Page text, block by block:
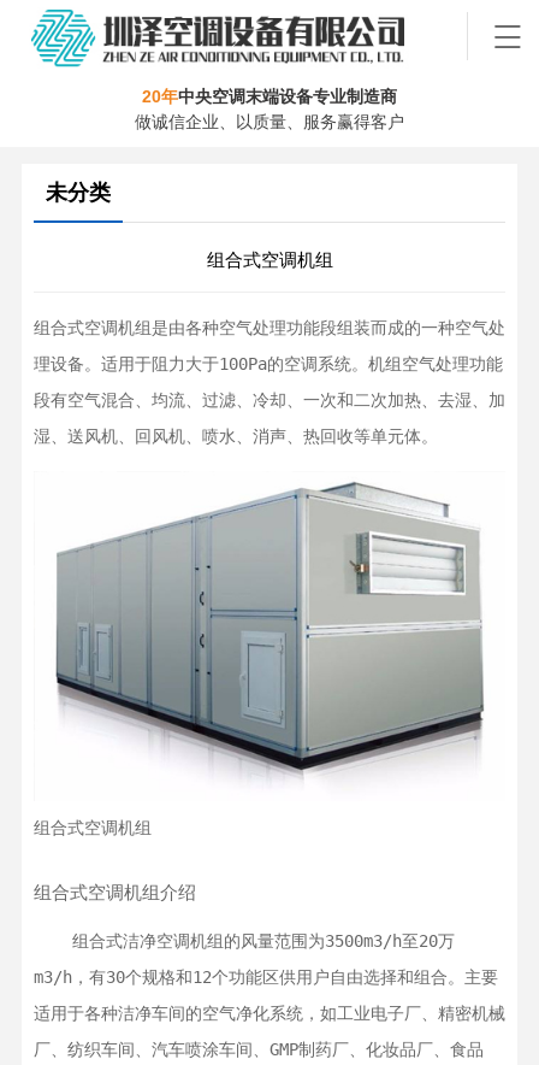
20年中央空调末端设备专业制造商
做诚信企业、以质量、服务赢得客户
未分类
组合式空调机组
组合式空调机组是由各种空气处理功能段组装而成的一种空气处
理设备。适用于阻力大于100Pa的空调系统。机组空气处理功能
段有空气混合、均流、过滤、冷却、一次和二次加热、去湿、加
湿、送风机、回风机、喷水、消声、热回收等单元体。
组合式空调机组
组合式空调机组介绍
m3/h，有30个规格和12个功能区供用户自由选择和组合。主要
适用于各种洁净车间的空气净化系统，如工业电子厂、精密机械
厂、纺织车间、汽车喷涂车间、GMP制药厂、化妆品厂、食品